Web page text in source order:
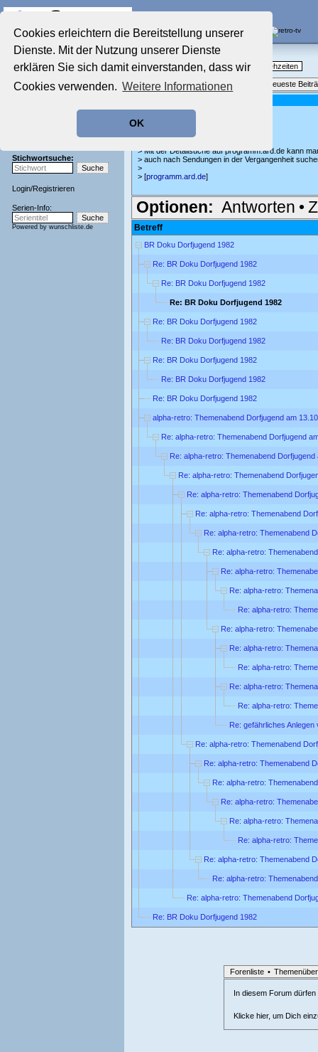
Cookies erleichtern die Bereitstellung unserer
Dienste. Mit der Nutzung unserer Dienste
erklären Sie sich damit einverstanden, dass wir
Cookies verwenden. Weitere Informationen
OK
Startseite
Aktuelles Forum
Film-Forum
Zeichentrick-Forum
Stichwortsuche:
Login/Registrieren
Serien-Info:
Powered by wunschliste.de
Nostalgieecke
TV-Erinnerungen an gute, alte Fernsehzeiten
Themenübersicht • Neues Thema
Neueste
geschrieben von:
Super, danke, das wird mir helfen
> Mit der Detailsuche auf programm.ard.de kann
> auch nach Sendungen in der Vergangenheit
>
> [programm.ard.de]
Optionen: Antworten •
Betreff
BR Doku Dorfjugend 1982
Re: BR Doku Dorfjugend 1982
Re: BR Doku Dorfjugend 1982
Re: BR Doku Dorfjugend 1982
Re: BR Doku Dorfjugend 1982
Re: BR Doku Dorfjugend 1982
Re: BR Doku Dorfjugend 1982
Re: BR Doku Dorfjugend 1982
Re: BR Doku Dorfjugend 1982
alpha-retro: Themenabend Dorfjugend am
Re: alpha-retro: Themenabend Dorfjugend
Re: alpha-retro: Themenabend Dorfjugend
Re: alpha-retro: Themenabend
Re: alpha-retro: Themenabend
Re: alpha-retro: Themenabend
Re: alpha-retro: Themenabend
Re: alpha-retro:
Re: alpha-retro:
Re: alpha-retro:
Re: alpha-retro:
Re: alpha-retro:
Re: alpha-retro:
Re: alpha-retro:
Re: alpha-retro:
Re: alpha-retro:
Re: gefährliches
Re: alpha-retro: Themenabend
Re: alpha-retro: Themenabend
Re: alpha-retro:
Re: alpha-retro:
Re: alpha-retro:
Re: alpha-retro:
Re: alpha-retro: Themenabend
Re: alpha-retro:
Re: alpha-retro: Themenabend
Re: BR Doku Dorfjugend 1982
Forenliste •
In diesem Forum
Klicke hier, um Dich